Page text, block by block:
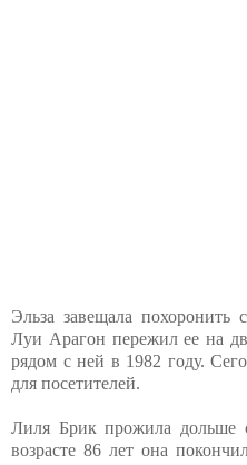
Эльза завещала похоронить
Луи Арагон пережил ее на
рядом с ней в 1982 году.
для посетителей.
Лиля Брик прожила дольше
возрасте 86 лет она